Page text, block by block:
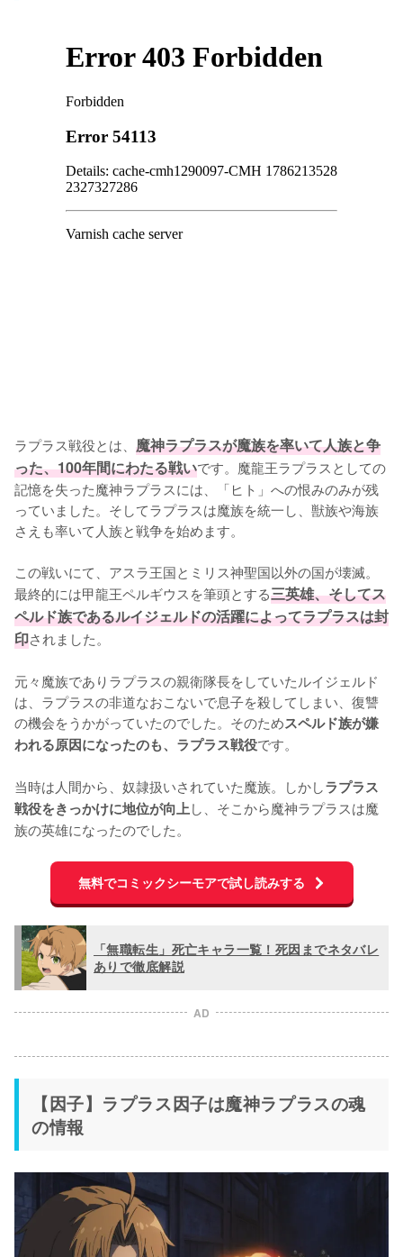
ラプラス戦役とは、 魔神ラプラスが魔族を率いて人族と争
った、100年間にわたる戦いです。魔龍王ラプラスとしての
記憶を失った魔神ラプラスには、「ヒト」への恨みのみが残
っていました。そしてラプラスは魔族を統一し、獣族や海族
さえも率いて人族と戦争を始めます。
この戦いにて、アスラ王国とミリス神聖国以外の国が壊滅。
最終的には甲龍王ペルギウスを筆頭とする三英雄、そしてス
ペルド族であるルイジェルドの活躍によってラプラスは封
印されました。
元々魔族でありラプラスの親衛隊長をしていたルイジェルド
は、ラプラスの非道なおこないで息子を殺してしまい、復讐
の機会をうかがっていたのでした。そのためスペルド族が嫌
われる原因になったのも、ラプラス戦役です。
当時は人間から、奴隷扱いされていた魔族。しかしラプラス
戦役をきっかけに地位が向上し、そこから魔神ラプラスは魔
族の英雄になったのでした。
無料でコミックシーモアで試し読みする
「無職転生」死亡キャラ一覧！死因までネタバレ
ありで徹底解説
AD
【因子】ラプラス因子は魔神ラプラスの魂
の情報